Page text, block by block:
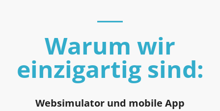
Warum wir
einzigartig sind:
Websimulator und mobile App